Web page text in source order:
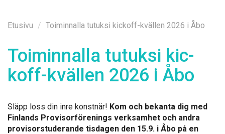
Etusi­vu Toiminnalla tutuksi kickoff-kvällen 2026 i Åbo
Toi­min­nal­la tu­tuk­si kic­
koff-kväl­len 2026 i Åbo
Släpp loss din in­re konst­när! Kom och be­kan­ta dig med
Fin­lands Pro­vi­sorfö­re­nings verk­sam­het och an­dra
pro­vi­sors­tu­de­ran­de tis­da­gen den 15.9. i Åbo på en